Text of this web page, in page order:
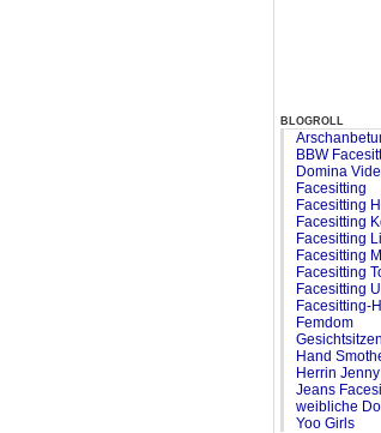
blogroll
BBW
Domina
Facesitting
Facesitting
Facesitting
Facesitting
Facesitting
Facesitting
Facesitting
Facesitting-
Femdom
Gesichtsitzen
Hand
Herrin Jenny
Jeans
weibliche
Yoo Girls